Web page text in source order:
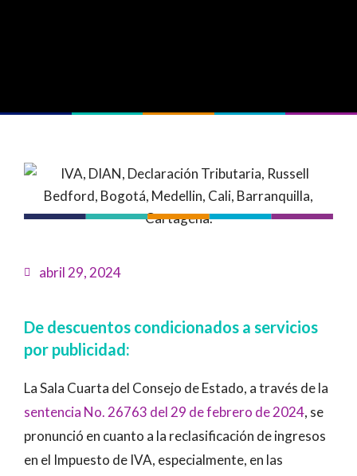
abril 29, 2024
De descuentos condicionados a servicios
por publicidad:
La Sala Cuarta del Consejo de Estado, a través de la
sentencia No. 26763 del 29 de febrero de 2024, se
pronunció en cuanto a la reclasificación de ingresos
en el Impuesto de IVA, especialmente, en las